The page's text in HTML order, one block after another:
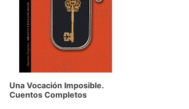
Una Vocación Imposible.
Cuentos Completos